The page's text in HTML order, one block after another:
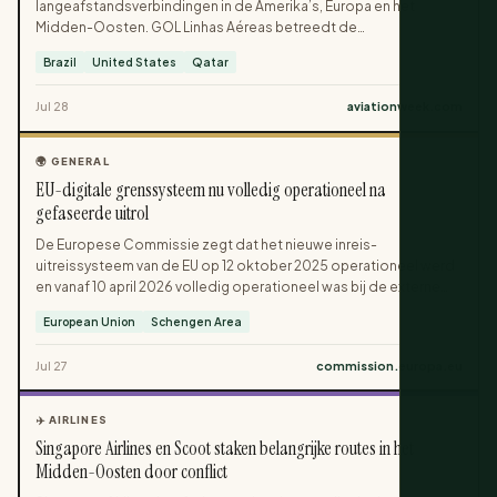
langeafstandsverbindingen in de Amerika’s, Europa en het
Midden-Oosten. GOL Linhas Aéreas betreedt de
Janeiro en New York, terwijl Qatar Airways een Doha–Bogotá–
Oosten koppelt. Extra lanceringen van Air Canada, China Eastern,
Air China, Jazeera Airways en Flydubai versterken de trans-
Atlantische en intra-Aziatische netwerken.
Brazil United States Qatar
Jul 28 aviationweek.com
🌍 GENERAL
EU-digitale grenssysteem nu volledig operationeel na
gefaseerde uitrol
De Europese Commissie zegt dat het nieuwe inreis-
uitreissysteem van de EU op 12 oktober 2025 operationeel werd
en vanaf 10 april 2026 volledig operationeel was bij de externe
korte verblijven en vervangt handmatige paspoortstempels door
biometrische gegevens en in- of uitreisgegevens, waarbij bij
latere grenspassages alleen snelle verificatie nodig is.
European Union Schengen Area
Jul 27 commission.europa.eu
✈️ AIRLINES
Singapore Airlines en Scoot staken belangrijke routes in het
Midden-Oosten door conflict